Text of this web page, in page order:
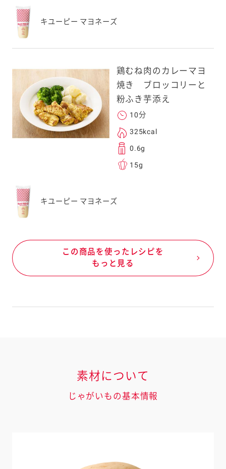
キユーピー マヨネーズ
鶏むね肉のカレーマヨ
焼き ブロッコリーと
粉ふき芋添え
10分
325kcal
0.6g
15g
キユーピー マヨネーズ
この商品を使ったレシピを
もっと見る
素材について
じゃがいもの基本情報